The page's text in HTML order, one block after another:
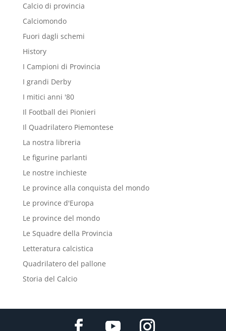
Calcio di provincia
Calciomondo
Fuori dagli schemi
History
I Campioni di Provincia
I grandi Derby
I mitici anni '80
Il Football dei Pionieri
Il Quadrilatero Piemontese
La nostra libreria
Le figurine parlanti
Le nostre inchieste
Le province alla conquista del mondo
Le province d'Europa
Le province del mondo
Le Squadre della Provincia
Letteratura calcistica
Quadrilatero del pallone
Storia del Calcio